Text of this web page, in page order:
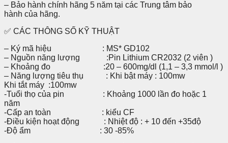
– Bảo hành chính hãng 5 năm tại các Trung tâm bảo
hành của hãng.
✅ CÁC THÔNG SỐ KỸ THUẬT
– Ký mã hiệu : MS* GD102
– Nguồn năng lượng :Pin Lithium CR2032 (2 viên )
– Khoảng đo :20 – 600mg/dl (1,1 – 3,3 mmol/l )
– Năng lượng tiêu thụ : Khi bật máy : 100mw
Khi tắt máy :100mw
-Tuổi thọ của pin : Khoảng 1000 lần đo hoặc 1
năm
-Cấp an toàn : kiểu CF
-Điều kiện hoạt động : Nhiệt độ : + 10 đến +35độ
-Độ ẩm : 30 -85%